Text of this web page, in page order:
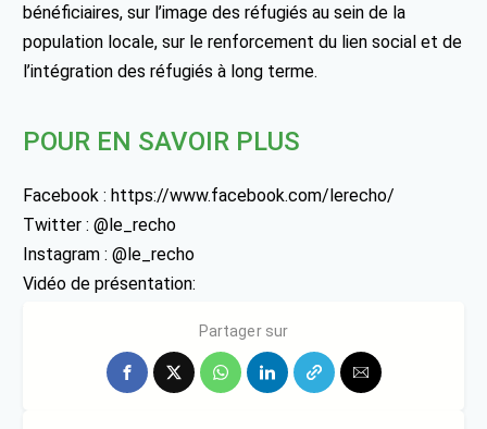
bénéficiaires, sur l’image des réfugiés au sein de la
population locale, sur le renforcement du lien social et de
l’intégration des réfugiés à long terme.
POUR EN SAVOIR PLUS
Facebook : https://www.facebook.com/lerecho/
Twitter : @le_recho
Instagram : @le_recho
Vidéo de présentation:
Partager sur